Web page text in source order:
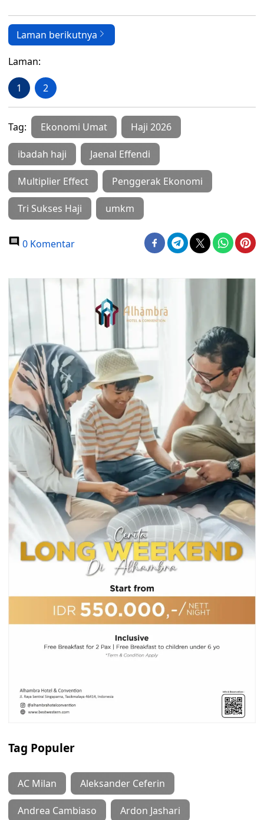
Laman berikutnya
Laman:
1 2
Tag: Ekonomi Umat Haji 2026
ibadah haji Jaenal Effendi
Multiplier Effect Penggerak Ekonomi
Tri Sukses Haji umkm
0 Komentar
Tag Populer
AC Milan Aleksander Ceferin
Andrea Cambiaso Ardon Jashari